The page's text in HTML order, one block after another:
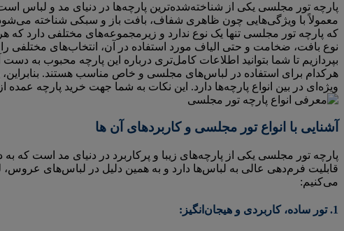
پارچه تور مجلسی یکی از شناخته‌شده‌ترین پارچه‌ها در دنیای مد و لباس
معمولاً با ویژگی‌هایی چون ظاهری شفاف، بافت باز و سبکی شناخته می‌شود
که پارچه تور مجلسی تنها یک نوع ندارد و زیرمجموعه‌های مختلفی دارد که
نوع بافت، ضخامت و حتی الیاف مورد استفاده در آن، انتخاب‌های مختلفی
بپردازیم تا شما بتوانید اطلاعات کامل‌تری درباره این پارچه محبوب به
هرکدام برای استفاده در لباس‌های مجلسی و خاص مناسب هستند.
ویژه‌ای در بین انواع پارچه‌ها دارد. این نکات به شما جهت خرید پارچه عمده از
آشنایی با انواع تور مجلسی و کاربردهای آن ها
پارچه تور مجلسی یکی از پارچه‌های زیبا و پرکاربرد در دنیای مد است که
قابلیت فرم‌دهی عالی به لباس‌ها دارد و به همین دلیل در لباس‌های
می‌کنیم:
1. تور ساده، کاربردی و هیجان‌انگیز: